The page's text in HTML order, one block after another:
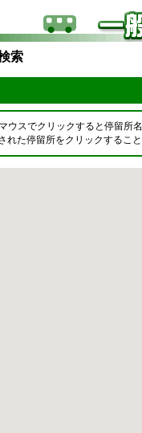
索
ウスでクリックすると停留所
れた停留所をクリックするこ